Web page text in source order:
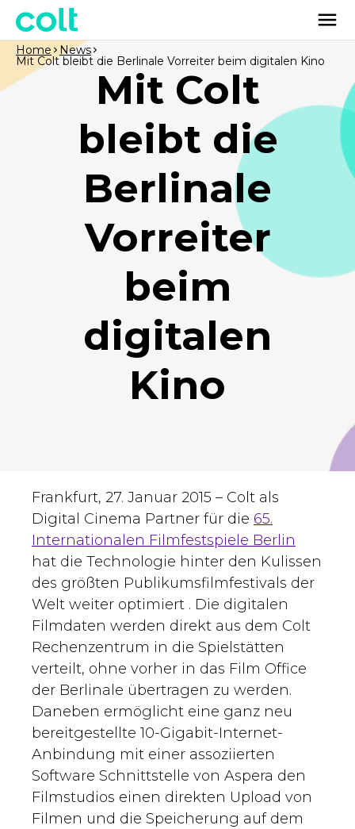
Mit Colt
bleibt die
Berlinale
Vorreiter
beim
digitalen
Kino
Home News
Mit Colt bleibt die Berlinale Vorreiter beim digitalen Kino
Frankfurt, 27. Januar 2015 – Colt als
Digital Cinema Partner für die 65.
Internationalen Filmfestspiele Berlin
hat die Technologie hinter den Kulissen
des größten Publikumsfilmfestivals der
Welt weiter optimiert . Die digitalen
Filmdaten werden direkt aus dem Colt
Rechenzentrum in die Spielstätten
verteilt, ohne vorher in das Film Office
der Berlinale übertragen zu werden.
Daneben ermöglicht eine ganz neu
bereitgestellte 10-Gigabit-Internet-
Anbindung mit einer assoziierten
Software Schnittstelle von Aspera den
Filmstudios einen direkten Upload von
Filmen und die Speicherung auf dem